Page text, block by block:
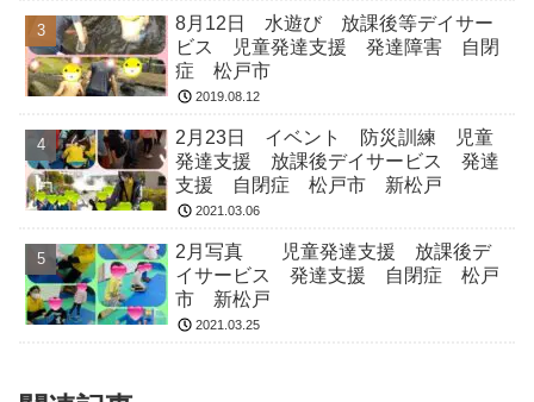
8月12日 水遊び 放課後等デイサー
ビス 児童発達支援 発達障害 自閉
症 松戸市
2019.08.12
2月23日 イベント 防災訓練 児童
発達支援 放課後デイサービス 発達
支援 自閉症 松戸市 新松戸
2021.03.06
2月写真 児童発達支援 放課後デ
イサービス 発達支援 自閉症 松戸
市 新松戸
2021.03.25